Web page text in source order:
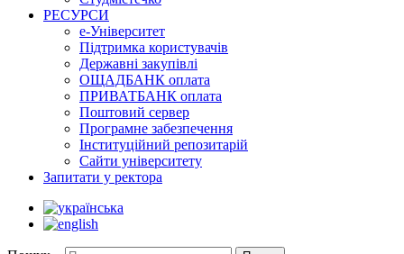
РЕСУРСИ
е-Університет
Підтримка користувачів
Державні закупівлі
ОЩАДБАНК оплата
ПРИВАТБАНК оплата
Поштовий сервер
Програмне забезпечення
Інституційний репозитарій
Сайти університету
Запитати у ректора